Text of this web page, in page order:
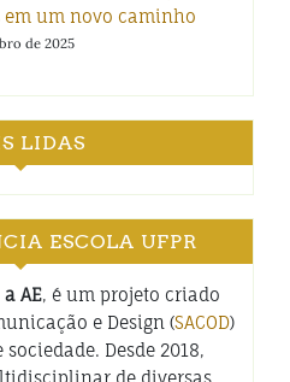
em um novo caminho
de 2025
LIDAS
ESCOLA UFPR
AE, é um projeto criado
e Design (SACOD)
Desde 2018,
de diversas